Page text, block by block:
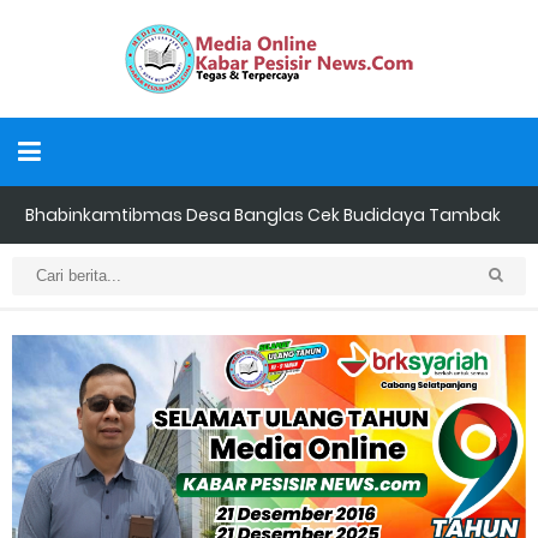
Bhabinkamtibmas Desa Banglas Cek Budidaya Tambak
Udang Warga, Diperkirakan 60.000 Ekor
Tiga Orang Putra Terbaik Desa Alah air Maju Bacalon Kades
Alah air Kecamatan Tebing tinggi Berjalan lancar
LAMR Kepulauan Meranti dan Bawaslu Bakal Laksanakan Kerja
Sama Menyambut Pemilu 2029